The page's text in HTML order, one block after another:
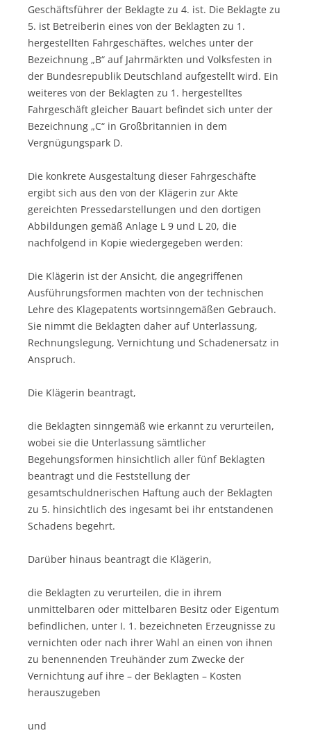
Geschäftsführer der Beklagte zu 4. ist. Die Beklagte zu
5. ist Betreiberin eines von der Beklagten zu 1.
hergestellten Fahrgeschäftes, welches unter der
Bezeichnung „B“ auf Jahrmärkten und Volksfesten in
der Bundesrepublik Deutschland aufgestellt wird. Ein
weiteres von der Beklagten zu 1. hergestelltes
Fahrgeschäft gleicher Bauart befindet sich unter der
Bezeichnung „C“ in Großbritannien in dem
Vergnügungspark D.
Die konkrete Ausgestaltung dieser Fahrgeschäfte
ergibt sich aus den von der Klägerin zur Akte
gereichten Pressedarstellungen und den dortigen
Abbildungen gemäß Anlage L 9 und L 20, die
nachfolgend in Kopie wiedergegeben werden:
Die Klägerin ist der Ansicht, die angegriffenen
Ausführungsformen machten von der technischen
Lehre des Klagepatents wortsinngemäßen Gebrauch.
Sie nimmt die Beklagten daher auf Unterlassung,
Rechnungslegung, Vernichtung und Schadenersatz in
Anspruch.
Die Klägerin beantragt,
die Beklagten sinngemäß wie erkannt zu verurteilen,
wobei sie die Unterlassung sämtlicher
Begehungsformen hinsichtlich aller fünf Beklagten
beantragt und die Feststellung der
gesamtschuldnerischen Haftung auch der Beklagten
zu 5. hinsichtlich des ingesamt bei ihr entstandenen
Schadens begehrt.
Darüber hinaus beantragt die Klägerin,
die Beklagten zu verurteilen, die in ihrem
unmittelbaren oder mittelbaren Besitz oder Eigentum
befindlichen, unter I. 1. bezeichneten Erzeugnisse zu
vernichten oder nach ihrer Wahl an einen von ihnen
zu benennenden Treuhänder zum Zwecke der
Vernichtung auf ihre – der Beklagten – Kosten
herauszugeben
und